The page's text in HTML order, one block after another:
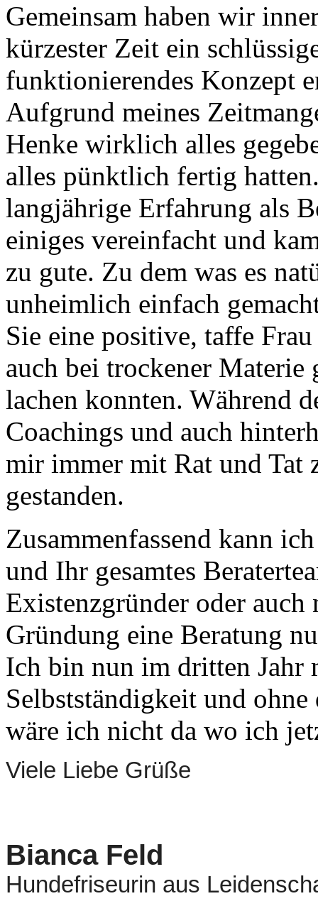
Gemeinsam haben wir
kürzester Zeit ein
funktionierendes Konzept
Aufgrund meines
Henke wirklich alles
alles pünktlich fertig
langjährige Erfahrung als
einiges vereinfacht und
zu gute. Zu dem was es
unheimlich einfach
Sie eine positive, taffe
auch bei trockener Materie
lachen konnten. Während
Coachings und auch
mir immer mit Rat und Tat
gestanden.
Zusammenfassend kann
und Ihr gesamtes
Existenzgründer oder auch
Gründung eine Beratung
Ich bin nun im dritten Jahr
Selbstständigkeit und ohne
wäre ich nicht da wo ich
Viele Liebe Grüße
Bianca Feld
Hundefriseurin aus